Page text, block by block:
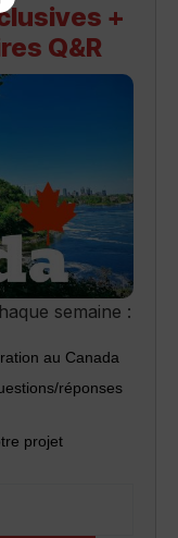
+
Q&R
semaine :
au Canada
réponses
projet